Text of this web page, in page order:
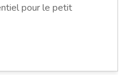
pour le petit